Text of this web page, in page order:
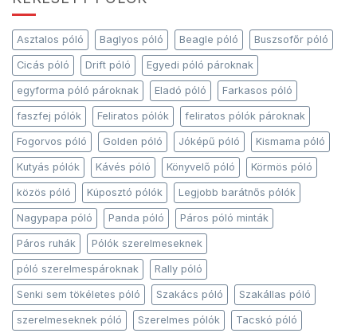
Asztalos póló Baglyos póló Beagle póló Buszsofőr póló
Cicás póló Drift póló Egyedi póló pároknak
egyforma póló pároknak Eladó póló Farkasos póló
faszfej pólók Feliratos pólók feliratos pólók pároknak
Fogorvos póló Golden póló Jóképű póló Kismama póló
Kutyás pólók Kávés póló Könyvelő póló Körmös póló
közös póló Kúposztó pólók Legjobb barátnős pólók
Nagypapa póló Panda póló Páros póló minták
Páros ruhák Pólók szerelmeseknek
póló szerelmespároknak Rally póló
Senki sem tökéletes póló Szakács póló Szakállas póló
szerelmeseknek póló Szerelmes pólók Tacskó póló